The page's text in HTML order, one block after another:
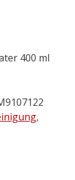
400 ml
,